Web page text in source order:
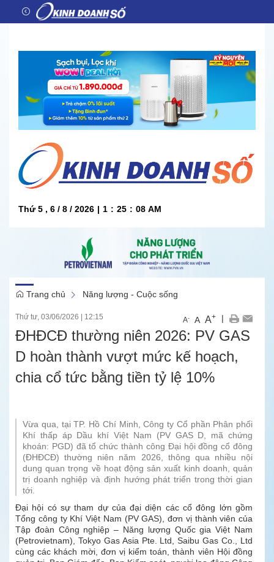
Thứ 5 , 6 / 8 / 2026 | 1 : 25 : 09 AM
Trang chủ Năng lượng - Cuộc sống
Thứ tư, 03/06/2026 12:15 A- A A+ |
ĐHĐCĐ thường niên 2026: PV GAS
D hoàn thành vượt mức kế hoạch,
chia cổ tức bằng tiền tỷ lệ 10%
Vừa qua, tại TP. Hồ Chí Minh, Công ty Cổ phần Phân phối
Khí thấp áp Dầu khí Việt Nam (PV GAS D, mã chứng
khoán: PGD) đã tổ chức thành công Đại hội đồng cổ đông
(ĐHĐCĐ) thường niên năm 2026, thông qua nhiều nội
dung quan trọng về hoạt động sản xuất kinh doanh, quản
trị doanh nghiệp và định hướng phát triển trong thời gian
tới.
Đại hội có sự tham dự của đại diện các cổ đông lớn gồm
Tổng công ty Khí Việt Nam (PV GAS), đơn vị thành viên của
Tập đoàn Công nghiệp – Năng lượng Quốc gia Việt Nam
(Petrovietnam), Tokyo Gas Asia Pte. Ltd, Saibu Gas Co., Ltd
cùng các khách mời, đơn vị kiểm toán, thành viên Hội đồng